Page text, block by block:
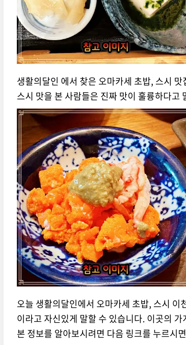
생활의달인 에서 찾은 오마카세 초밥, 스시
스시 맛을 본 사람들은 진짜 맛이 훌륭하다
오늘 생활의달인에서 오마카세 초밥, 스시
이라고 자신있게 말할 수 있습니다. 이곳의
본 정보를 알아보시려면 다음 링크를 누르시